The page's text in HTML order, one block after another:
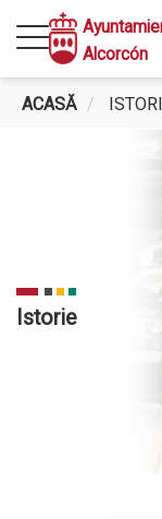
conţinutul
principal
Alcorcón
ACASĂ
Istorie